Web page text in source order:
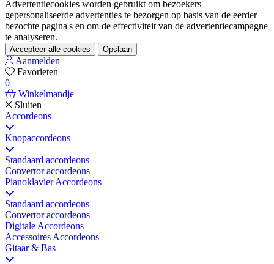
Advertentiecookies worden gebruikt om bezoekers
gepersonaliseerde advertenties te bezorgen op basis van de eerder
bezochte pagina's en om de effectiviteit van de advertentiecampagne
te analyseren.
Accepteer alle cookies Opslaan
Aanmelden
Favorieten
0
Winkelmandje
Sluiten
Accordeons
Knopaccordeons
Standaard accordeons
Convertor accordeons
Pianoklavier Accordeons
Standaard accordeons
Convertor accordeons
Digitale Accordeons
Accessoires Accordeons
Gitaar & Bas